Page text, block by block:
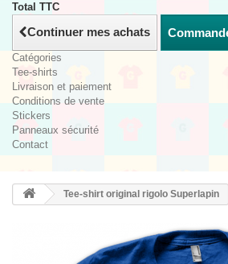
Total TTC
Continuer mes achats
Catégories
Tee-shirts
Livraison et paiement
Conditions de vente
Stickers
Panneaux sécurité
Contact
Tee-shirt original rigolo Superlapin